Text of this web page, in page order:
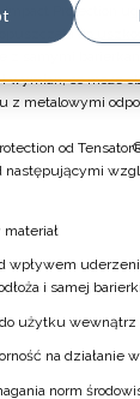
Protection
do
wymian, co może
z metalowymi
od
następującymi
wpływem
i samej barierki
użytku
na działanie
norm